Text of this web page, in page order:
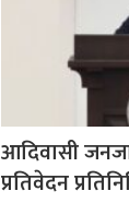
आदिवासी
प्रतिवेदन